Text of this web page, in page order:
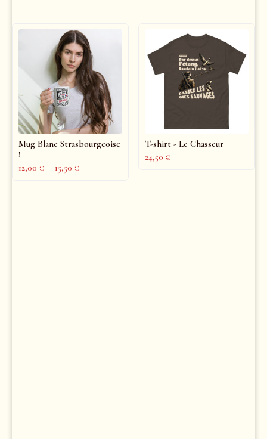
Mug Blanc Strasbourgeoise
!
12,00 € – 15,50 €
T-shirt - Le Chasseur
24,50 €